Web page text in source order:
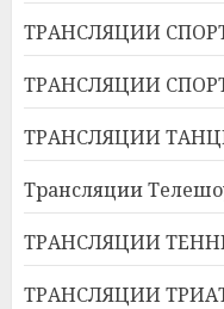
ТРАНСЛЯЦИИ
ТРАНСЛЯЦИИ
ТРАНСЛЯЦИИ
Трансляции
ТРАНСЛЯЦИИ
ТРАНСЛЯЦИИ